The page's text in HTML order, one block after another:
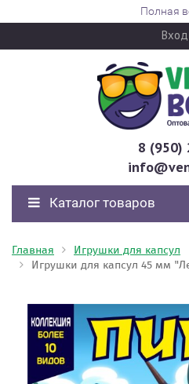
Полная
Вход
8 (950)
Каталог товаров
Главная
Игрушки для капсул
Игрушки для капсул 45 мм